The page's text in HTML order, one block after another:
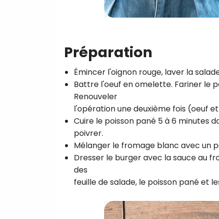
Préparation
Émincer l'oignon rouge, laver la
Battre l'oeuf en omelette. Fariner le
Renouveler
l'opération une deuxième fois (oeuf
Cuire le poisson pané 5 à 6 minutes
poivrer.
Mélanger le fromage blanc avec un
Dresser le burger avec la sauce au
des
feuille de salade, le poisson pané et